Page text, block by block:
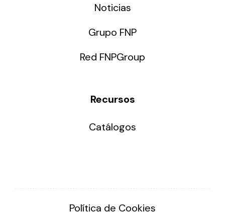
Noticias
Grupo FNP
Red FNPGroup
Recursos
Catálogos
Política de Cookies